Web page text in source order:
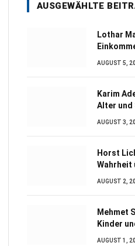
AUSGEWÄHLTE
Lothar
AUGUST 5,
Karim
Alter
AUGUST 3,
Horst
Wahrheit
AUGUST 2,
Mehmet
Kinder
AUGUST 1,